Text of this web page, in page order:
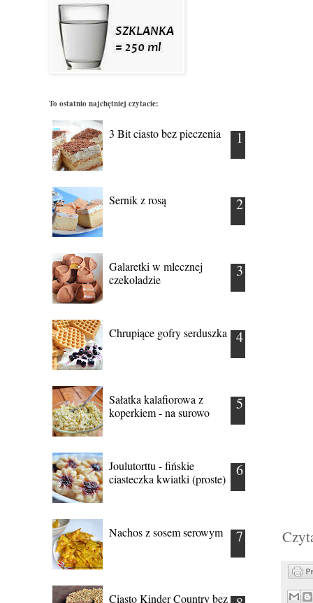
To ostatnio najchętniej czytacie:
3 Bit ciasto bez pieczenia
Sernik z rosą
Galaretki w mlecznej
czekoladzie
Chrupiące gofry serduszka
Sałatka kalafiorowa z
koperkiem - na surowo
Joulutorttu - fińskie
ciasteczka kwiatki (proste)
Nachos z sosem serowym
Ciasto Kinder Country bez